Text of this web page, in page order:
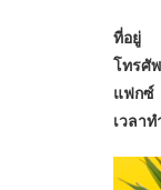
ที่อยู่
โทรศั
แฟกซ์
เวลา